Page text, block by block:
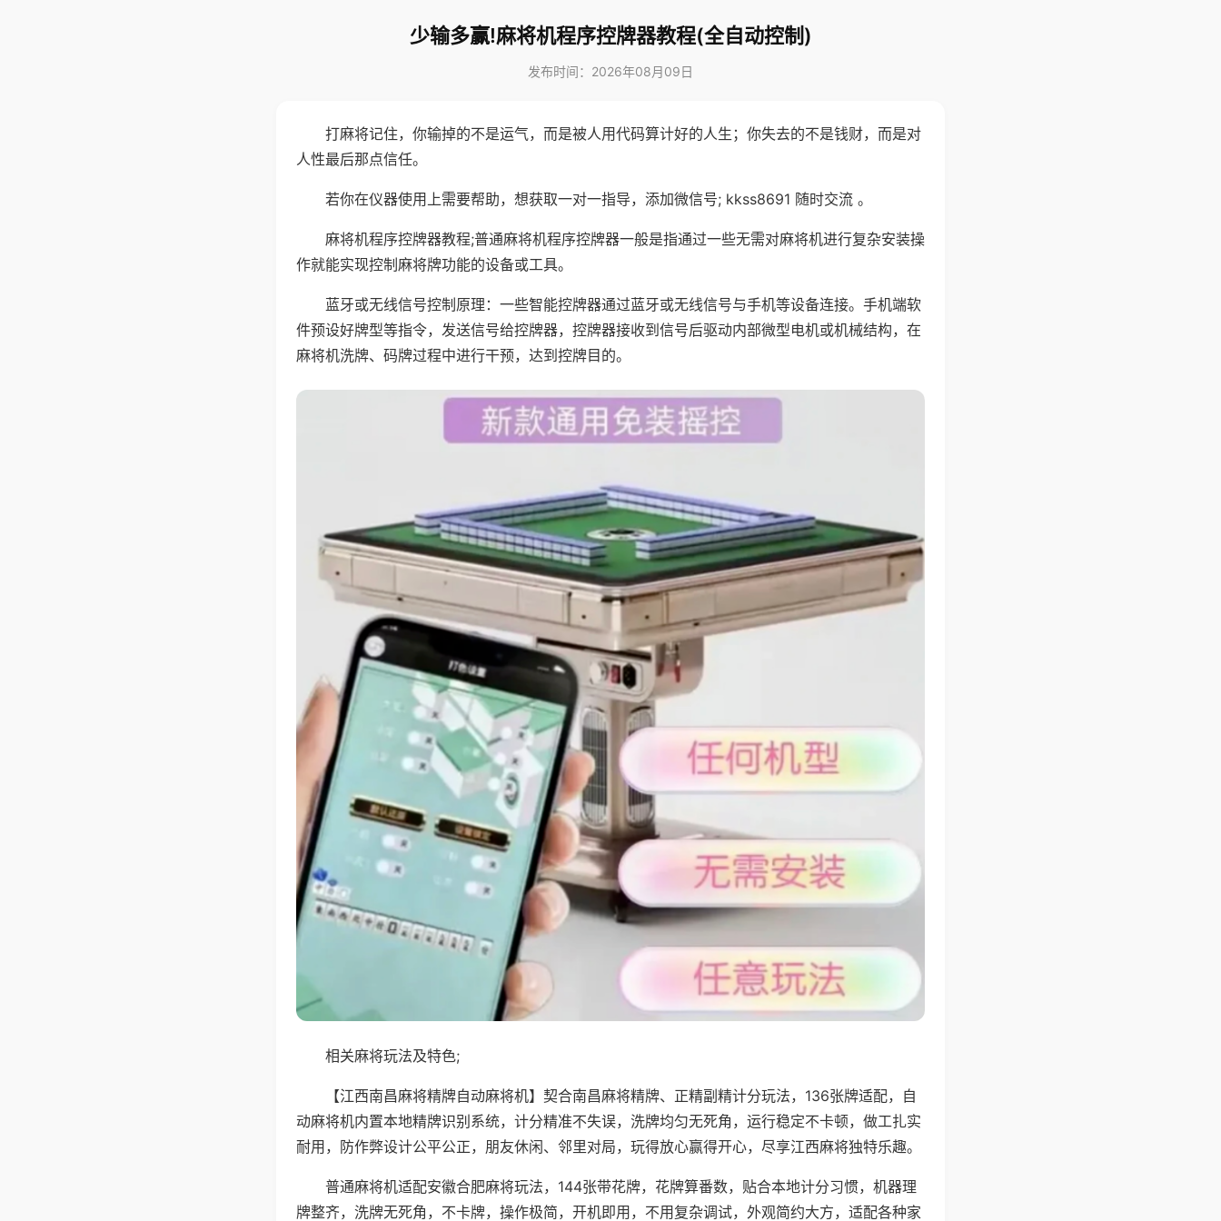
少输多赢!麻将机程序控牌器教程(全自动控制)
发布时间：2026年08月09日
打麻将记住，你输掉的不是运气，而是被人用代码算计好的人生；你失去的不是钱财，而是对
人性最后那点信任。
若你在仪器使用上需要帮助，想获取一对一指导，添加微信号; kkss8691 随时交流 。
麻将机程序控牌器教程;普通麻将机程序控牌器一般是指通过一些无需对麻将机进行复杂安装操
作就能实现控制麻将牌功能的设备或工具。
蓝牙或无线信号控制原理：一些智能控牌器通过蓝牙或无线信号与手机等设备连接。手机端软
件预设好牌型等指令，发送信号给控牌器，控牌器接收到信号后驱动内部微型电机或机械结构，在
麻将机洗牌、码牌过程中进行干预，达到控牌目的。
相关麻将玩法及特色;
【江西南昌麻将精牌自动麻将机】契合南昌麻将精牌、正精副精计分玩法，136张牌适配，自
动麻将机内置本地精牌识别系统，计分精准不失误，洗牌均匀无死角，运行稳定不卡顿，做工扎实
耐用，防作弊设计公平公正，朋友休闲、邻里对局，玩得放心赢得开心，尽享江西麻将独特乐趣。
普通麻将机适配安徽合肥麻将玩法，144张带花牌，花牌算番数，贴合本地计分习惯，机器理
牌整齐，洗牌无死角，不卡牌，操作极简，开机即用，不用复杂调试，外观简约大方，适配各种家